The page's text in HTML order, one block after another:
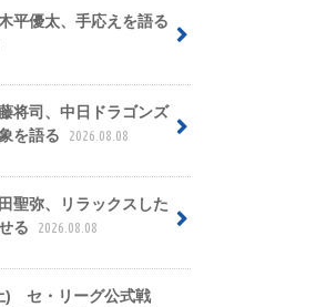
平優太、手応えを語る
将司、中日ドラゴンズ
を語る
2026.08.08
聖弥、リラックスした
る
2026.08.08
) セ・リーグ公式戦